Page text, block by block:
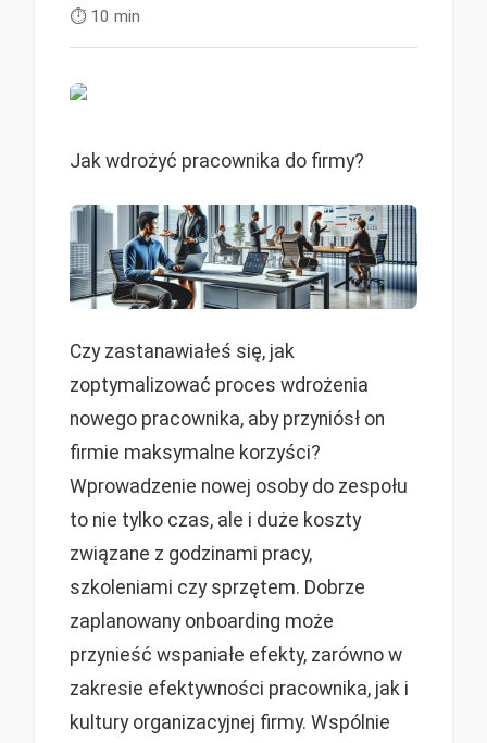
⏱️ 10 min
Jak wdrożyć pracownika do firmy?
Czy zastanawiałeś się, jak
zoptymalizować proces wdrożenia
nowego pracownika, aby przyniósł on
firmie maksymalne korzyści?
Wprowadzenie nowej osoby do zespołu
to nie tylko czas, ale i duże koszty
związane z godzinami pracy,
szkoleniami czy sprzętem. Dobrze
zaplanowany onboarding może
przynieść wspaniałe efekty, zarówno w
zakresie efektywności pracownika, jak i
kultury organizacyjnej firmy. Wspólnie